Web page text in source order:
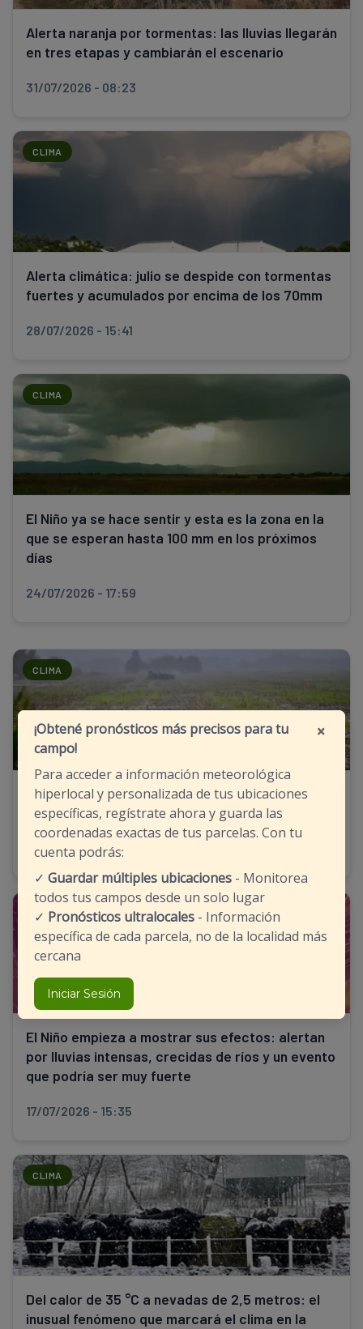
×
¡Obtené pronósticos más precisos para tu
campo!
Para acceder a información meteorológica
hiperlocal y personalizada de tus ubicaciones
específicas, regístrate ahora y guarda las
coordenadas exactas de tus parcelas. Con tu
cuenta podrás:
✓Guardar múltiples ubicaciones - Monitorea
todos tus campos desde un solo lugar
✓ Pronósticos ultralocales - Información
específica de cada parcela, no de la localidad más
cercana
Iniciar Sesión
Alerta naranja por tormentas: las lluvias llegarán
en tres etapas y cambiarán el escenario
31/07/2026 - 08:23
CLIMA
Alerta climática: julio se despide con tormentas
fuertes y acumulados por encima de los 70mm
28/07/2026 - 15:41
CLIMA
El Niño ya se hace sentir y esta es la zona en la
que se esperan hasta 100 mm en los próximos
días
24/07/2026 - 17:59
CLIMA
En una semana llovió casi todo lo que suele
llover en julio: el impacto en el campo
24/07/2026 - 08:27
CLIMA
El Niño empieza a mostrar sus efectos: alertan
por lluvias intensas, crecidas de ríos y un evento
que podría ser muy fuerte
17/07/2026 - 15:35
CLIMA
Del calor de 35 °C a nevadas de 2,5 metros: el
inusual fenómeno que marcará el clima en la